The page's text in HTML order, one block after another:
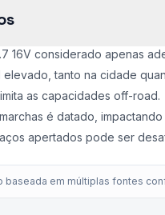
16V considerado apenas
tanto na cidade
as capacidades off-road.
é datado,
apertados pode ser
baseada em múltiplas fontes